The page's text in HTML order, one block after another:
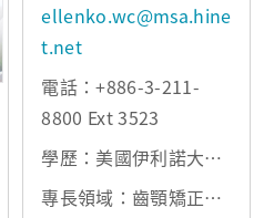
ellenko.wc@msa.hine
t.net
電話：+886-3-211-
8800 Ext 3523
學歷：美國伊利諾大學
碩士
專長領域：齒顎矯正、